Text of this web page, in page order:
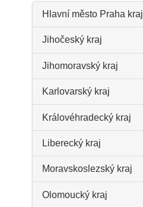
Hlavní město Praha kraj
Jihočeský kraj
Jihomoravský kraj
Karlovarský kraj
Královéhradecký kraj
Liberecký kraj
Moravskoslezský kraj
Olomoucký kraj